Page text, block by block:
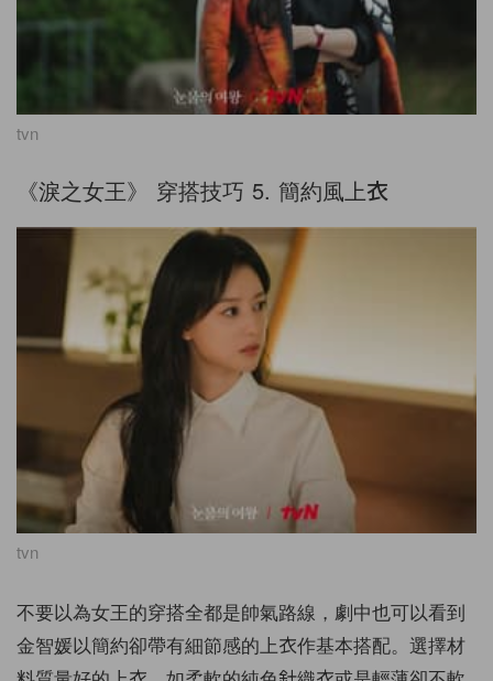
tvn
《淚之女王》 穿搭技巧 5. 簡約風上衣
tvn
不要以為女王的穿搭全都是帥氣路線，劇中也可以看到
金智媛以簡約卻帶有細節感的上衣作基本搭配。選擇材